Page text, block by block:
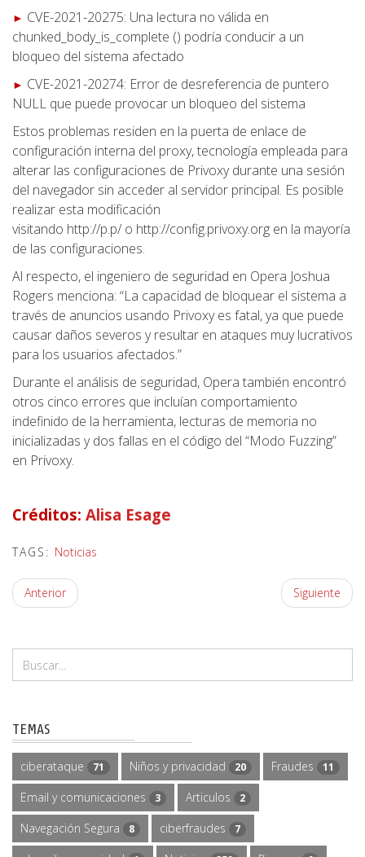
► CVE-2021-20275: Una lectura no válida en
chunked_body_is_complete () podría conducir a un
bloqueo del sistema afectado
► CVE-2021-20274: Error de desreferencia de puntero
NULL que puede provocar un bloqueo del sistema
Estos problemas residen en la puerta de enlace de
configuración interna del proxy, tecnología empleada para
alterar las configuraciones de Privoxy durante una sesión
del navegador sin acceder al servidor principal. Es posible
realizar esta modificación
visitando http://p.p/ o http://config.privoxy.org en la mayoría
de las configuraciones.
Al respecto, el ingeniero de seguridad en Opera Joshua
Rogers menciona: “La capacidad de bloquear el sistema a
través de anuncios usando Privoxy es fatal, ya que puede
causar daños severos y resultar en ataques muy lucrativos
para los usuarios afectados.”
Durante el análisis de seguridad, Opera también encontró
otros cinco errores que incluían comportamiento
indefinido de la herramienta, lecturas de memoria no
inicializadas y dos fallas en el código del “Modo Fuzzing”
en Privoxy.
Créditos: Alisa Esage
TAGS: Noticias
Anterior Siguiente
TEMAS
ciberataque 71 Niños y privacidad 20 Fraudes 11
Email y comunicaciones 3 Articulos 2
Navegación Segura 8 ciberfraudes 7